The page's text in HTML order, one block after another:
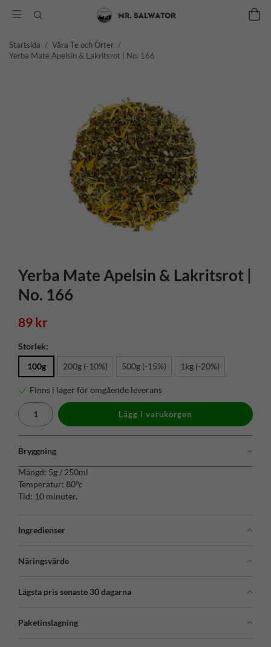
Startsida / Våra Te och Örter /
Yerba Mate Apelsin & Lakritsrot | No. 166
Yerba Mate Apelsin & Lakritsrot |
No. 166
89 kr
Storlek:
100g
200g (-10%) 500g (-15%) 1kg (-20%)
Finns i lager för omgående leverans
Lägg i varukorgen
Bryggning
Ingredienser
Näringsvärde
Lägsta pris senaste 30 dagarna
Paketinslagning
Mängd: 5g / 250ml
Temperatur: 80°c
Tid: 10 minuter.